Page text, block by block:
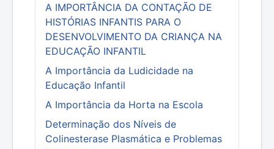
A IMPORTÂNCIA DA CONTAÇÃO DE
HISTÓRIAS INFANTIS PARA O
DESENVOLVIMENTO DA CRIANÇA NA
EDUCAÇÃO INFANTIL
A Importância da Ludicidade na
Educação Infantil
A Importância da Horta na Escola
Determinação dos Níveis de
Colinesterase Plasmática e Problemas